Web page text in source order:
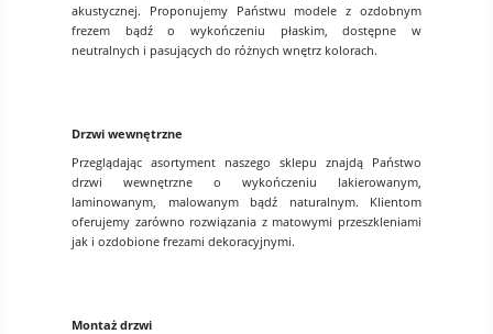
akustycznej. Proponujemy Państwu modele z ozdobnym
frezem bądź o wykończeniu płaskim, dostępne w
neutralnych i pasujących do różnych wnętrz kolorach.
Drzwi wewnętrzne
Przeglądając asortyment naszego sklepu znajdą Państwo
drzwi wewnętrzne o wykończeniu lakierowanym,
laminowanym, malowanym bądź naturalnym. Klientom
oferujemy zarówno rozwiązania z matowymi przeszkleniami
jak i ozdobione frezami dekoracyjnymi.
Montaż drzwi